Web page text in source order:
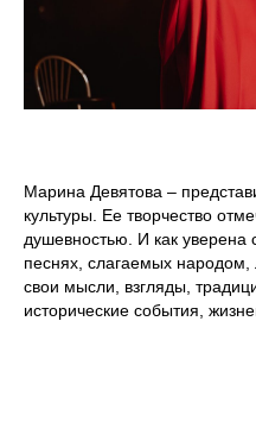
Марина Девятова –
культуры. Ее творчество
душевностью. И как
песнях, слагаемых
свои мысли, взгляды,
исторические события,